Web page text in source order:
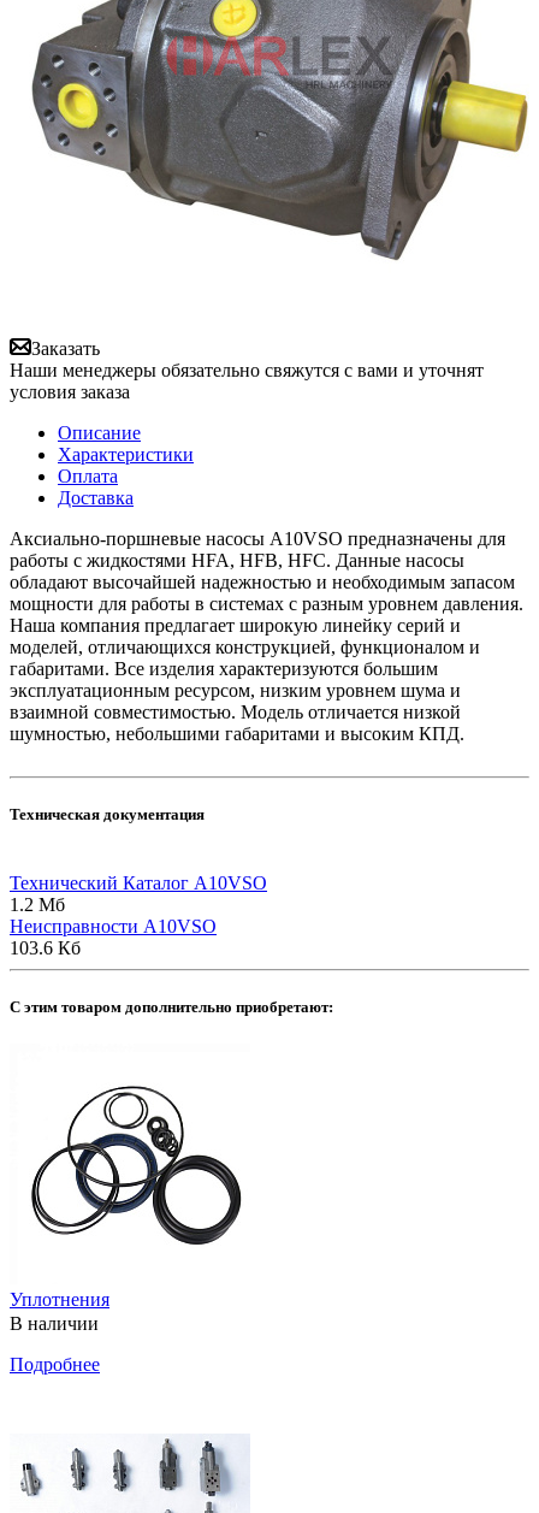
Заказать
Наши менеджеры обязательно свяжутся с вами и уточнят
условия заказа
Описание
Характеристики
Оплата
Доставка
Аксиально-поршневые насосы A10VSO предназначены для
работы с жидкостями HFA, HFB, HFC. Данные насосы
обладают высочайшей надежностью и необходимым запасом
мощности для работы в системах с разным уровнем давления.
Наша компания предлагает широкую линейку серий и
моделей, отличающихся конструкцией, функционалом и
габаритами. Все изделия характеризуются большим
эксплуатационным ресурсом, низким уровнем шума и
взаимной совместимостью. Модель отличается низкой
шумностью, небольшими габаритами и высоким КПД.
Техническая документация
Технический Каталог A10VSO
1.2 Мб
Неисправности A10VSO
103.6 Кб
C этим товаром дополнительно приобретают:
Уплотнения
В наличии
Подробнее